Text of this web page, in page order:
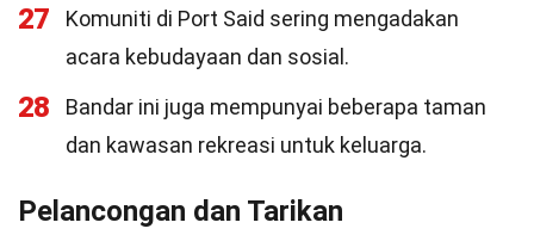
27
Komuniti di Port Said sering mengadakan
acara kebudayaan dan sosial.
28
Bandar ini juga mempunyai beberapa taman
dan kawasan rekreasi untuk keluarga.
Pelancongan dan Tarikan